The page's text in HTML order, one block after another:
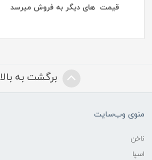
قیمت های دیگر به فروش میرسد
برگشت به بالا
منوی وب‌سایت
ناخن
اسپا